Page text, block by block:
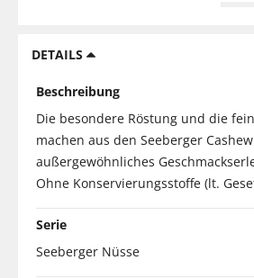
DETAILS
Beschreibung
Die besondere Röstung und die
machen aus den Seeberger
außergewöhnliches
Ohne Konservierungsstoffe (lt.
Serie
Seeberger Nüsse